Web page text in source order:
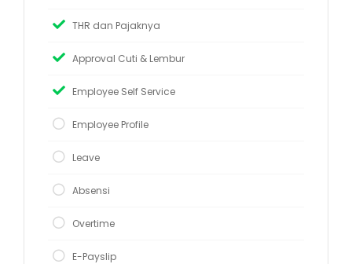
THR dan Pajaknya
Approval Cuti & Lembur
Employee Self Service
Employee Profile
Leave
Absensi
Overtime
E-Payslip